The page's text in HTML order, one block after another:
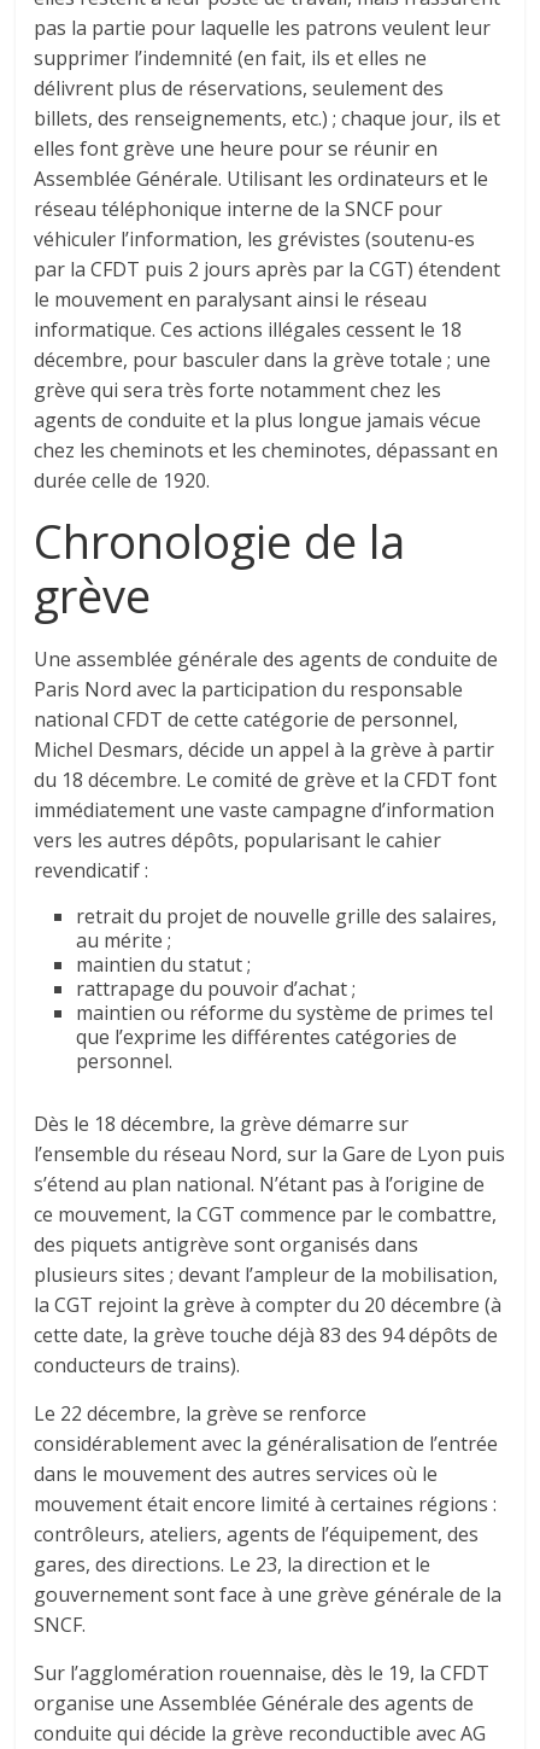
pas la partie pour laquelle les patrons veulent leur
supprimer l’indemnité (en fait, ils et elles ne
délivrent plus de réservations, seulement des
billets, des renseignements, etc.) ; chaque jour, ils et
elles font grève une heure pour se réunir en
Assemblée Générale. Utilisant les ordinateurs et le
réseau téléphonique interne de la SNCF pour
véhiculer l’information, les grévistes (soutenu-es
par la CFDT puis 2 jours après par la CGT) étendent
le mouvement en paralysant ainsi le réseau
informatique. Ces actions illégales cessent le 18
décembre, pour basculer dans la grève totale ; une
grève qui sera très forte notamment chez les
agents de conduite et la plus longue jamais vécue
chez les cheminots et les cheminotes, dépassant en
durée celle de 1920.
Chronologie de la
grève
Une assemblée générale des agents de conduite de
Paris Nord avec la participation du responsable
national CFDT de cette catégorie de personnel,
Michel Desmars, décide un appel à la grève à partir
du 18 décembre. Le comité de grève et la CFDT font
immédiatement une vaste campagne d’information
vers les autres dépôts, popularisant le cahier
revendicatif :
retrait du projet de nouvelle grille des salaires,
au mérite ;
maintien du statut ;
rattrapage du pouvoir d’achat ;
maintien ou réforme du système de primes tel
que l’exprime les différentes catégories de
personnel.
Dès le 18 décembre, la grève démarre sur
l’ensemble du réseau Nord, sur la Gare de Lyon puis
s’étend au plan national. N’étant pas à l’origine de
ce mouvement, la CGT commence par le combattre,
des piquets antigrève sont organisés dans
plusieurs sites ; devant l’ampleur de la mobilisation,
la CGT rejoint la grève à compter du 20 décembre (à
cette date, la grève touche déjà 83 des 94 dépôts de
conducteurs de trains).
Le 22 décembre, la grève se renforce
considérablement avec la généralisation de l’entrée
dans le mouvement des autres services où le
mouvement était encore limité à certaines régions :
contrôleurs, ateliers, agents de l’équipement, des
gares, des directions. Le 23, la direction et le
gouvernement sont face à une grève générale de la
SNCF.
Sur l’agglomération rouennaise, dès le 19, la CFDT
organise une Assemblée Générale des agents de
conduite qui décide la grève reconductible avec AG